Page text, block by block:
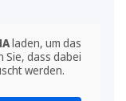
laden, um das
Sie, dass dabei
werden.